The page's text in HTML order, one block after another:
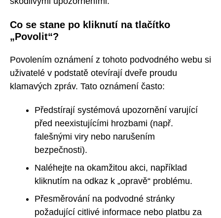
Co se stane po kliknutí na tlačítko
„Povolit“?
Povolením oznámení z tohoto podvodného webu si
uživatelé v podstatě otevírají dveře proudu
klamavých zpráv. Tato oznámení často:
Předstírají systémová upozornění varující
před neexistujícími hrozbami (např.
falešnými viry nebo narušením
bezpečnosti).
Naléhejte na okamžitou akci, například
kliknutím na odkaz k „opravě“ problému.
Přesměrování na podvodné stránky
požadující citlivé informace nebo platbu za